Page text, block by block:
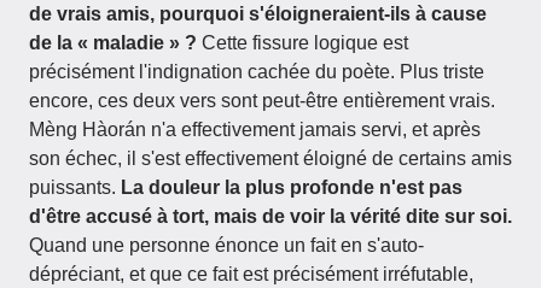
de vrais amis, pourquoi s'éloigneraient-ils à cause
de la « maladie » ? Cette fissure logique est
précisément l'indignation cachée du poète. Plus triste
encore, ces deux vers sont peut-être entièrement vrais.
Mèng Hàorán n'a effectivement jamais servi, et après
son échec, il s'est effectivement éloigné de certains amis
puissants. La douleur la plus profonde n'est pas
d'être accusé à tort, mais de voir la vérité dite sur soi.
Quand une personne énonce un fait en s'auto-
dépréciant, et que ce fait est précisément irréfutable,